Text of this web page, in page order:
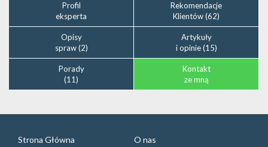
Profil
eksperta
Rekomendacje
Klientów (62)
Opisy
spraw (2)
Artykuły
i opinie (15)
Porady
(11)
Kontakt
ze mną
Strona Główna O nas